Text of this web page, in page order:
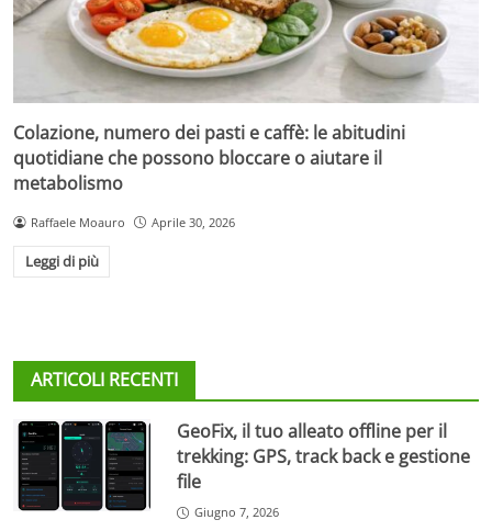
Colazione, numero dei pasti e caffè: le abitudini
quotidiane che possono bloccare o aiutare il
metabolismo
Raffaele Moauro Aprile 30, 2026
Leggi di più
ARTICOLI RECENTI
GeoFix, il tuo alleato offline per il
trekking: GPS, track back e gestione
file
Giugno 7, 2026